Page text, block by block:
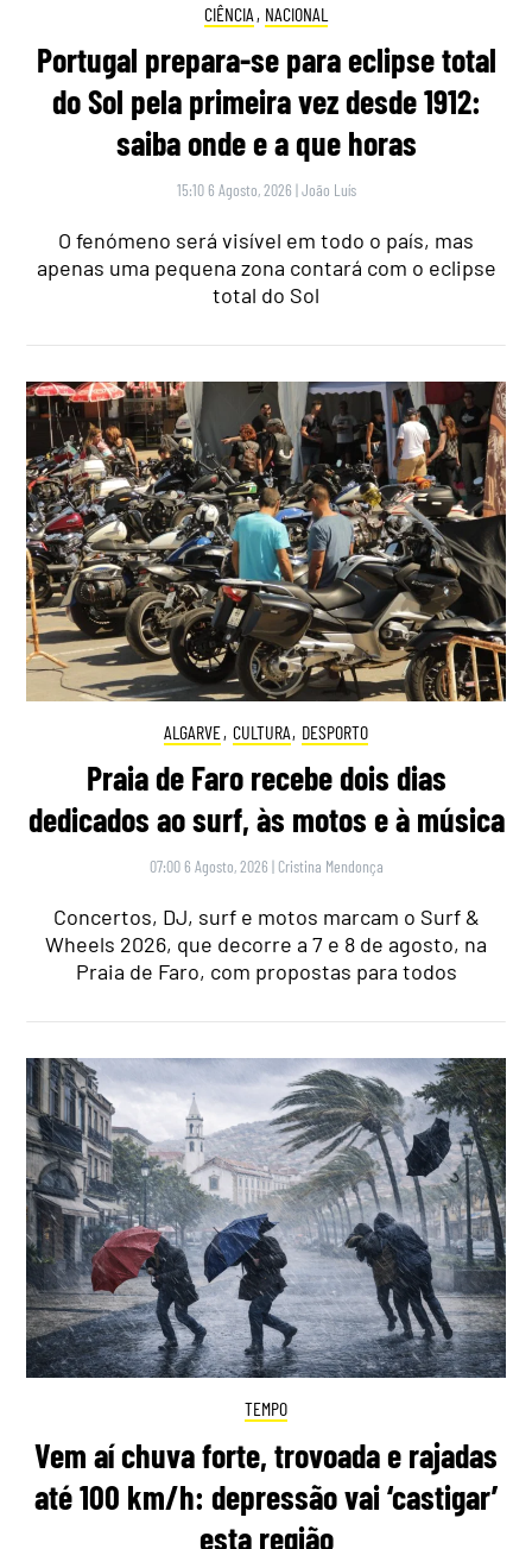
CIÊNCIA , NACIONAL
Portugal prepara-se para eclipse total
do Sol pela primeira vez desde 1912:
saiba onde e a que horas
15:10 6 Agosto, 2026 |João Luís
O fenómeno será visível em todo o país, mas
apenas uma pequena zona contará com o eclipse
total do Sol
ALGARVE, CULTURA, DESPORTO
Praia de Faro recebe dois dias
dedicados ao surf, às motos e à música
07:00 6 Agosto, 2026 | Cristina Mendonça
Concertos, DJ, surf e motos marcam o Surf &
Wheels 2026, que decorre a 7 e 8 de agosto, na
Praia de Faro, com propostas para todos
TEMPO
Vem aí chuva forte, trovoada e rajadas
até 100 km/h: depressão vai ‘castigar’
esta região